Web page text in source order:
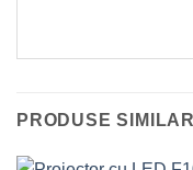
PRODUSE